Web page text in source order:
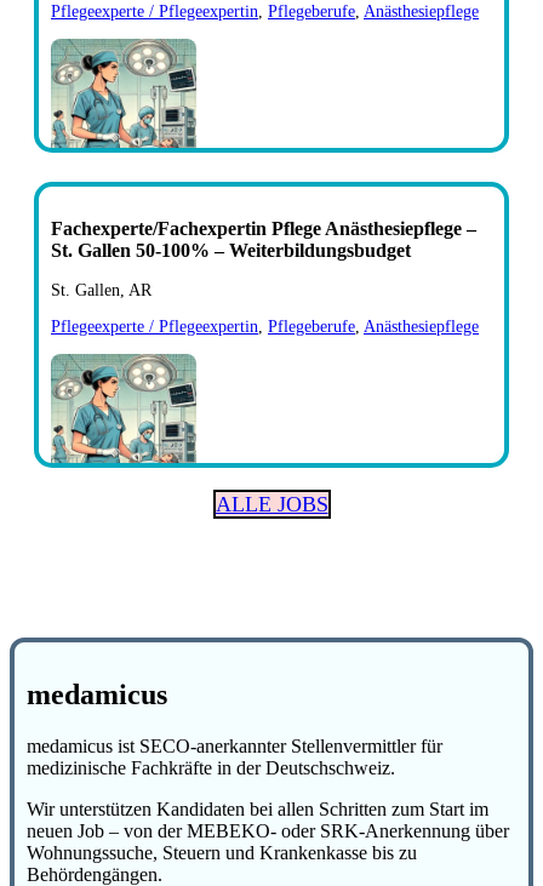
Pflegeexperte / Pflegeexpertin Pflegeberufe Anästhesiepflege
Fachexperte/Fachexpertin Pflege Anästhesiepflege –
St. Gallen 50-100% – Weiterbildungsbudget
St. Gallen, AR
Pflegeexperte / Pflegeexpertin Pflegeberufe Anästhesiepflege
ALLE JOBS
medamicus
medamicus ist SECO-anerkannter Stellenvermittler für
medizinische Fachkräfte in der Deutschschweiz.
Wir unterstützen Kandidaten bei allen Schritten zum Start im
neuen Job – von der MEBEKO- oder SRK-Anerkennung über
Wohnungssuche, Steuern und Krankenkasse bis zu
Behördengängen.